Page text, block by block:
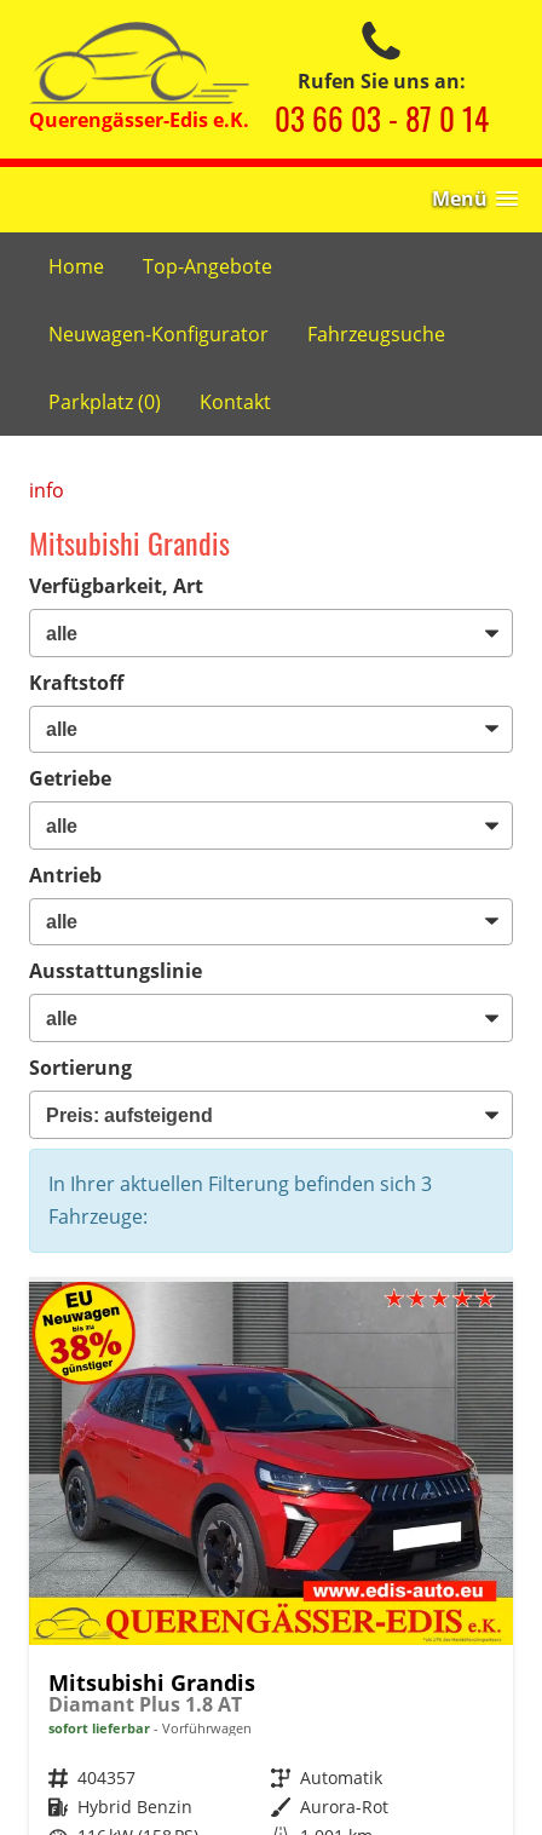
Rufen Sie uns an:
03 66 03 - 87 0 14
Menü
Home Top-Angebote
Neuwagen-Konfigurator Fahrzeugsuche
Parkplatz (0) Kontakt
info
Mitsubishi Grandis
Verfügbarkeit, Art
Kraftstoff
Getriebe
Antrieb
Ausstattungslinie
Sortierung
In Ihrer aktuellen Filterung befinden sich 3
Fahrzeuge:
Mitsubishi Grandis
Diamant Plus 1.8 AT
sofort lieferbar Vorführwagen
Fahrzeugnr. 404357 Getriebe Automatik
Kraftstoff Hybrid Benzin Außenfarbe Aurora-Rot